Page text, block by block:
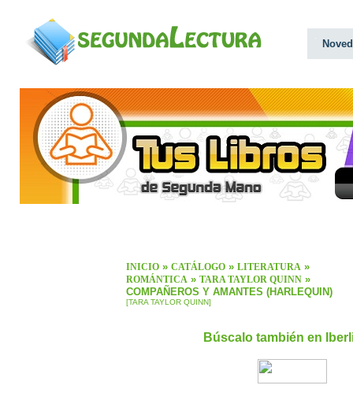
INICIO » CATÁLOGO » LITERATURA »
ROMÁNTICA » TARA TAYLOR QUINN »
COMPAÑEROS Y AMANTES (HARLEQUIN)
[TARA TAYLOR QUINN]
Búscalo también en